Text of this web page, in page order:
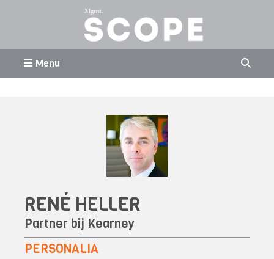
Menu
RENÉ HELLER
Partner bij Kearney
PERSONALIA